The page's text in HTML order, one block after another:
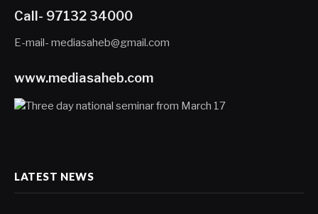
Call- 97132 34000
E-mail- mediasaheb@gmail.com
www.mediasaheb.com
LATEST NEWS